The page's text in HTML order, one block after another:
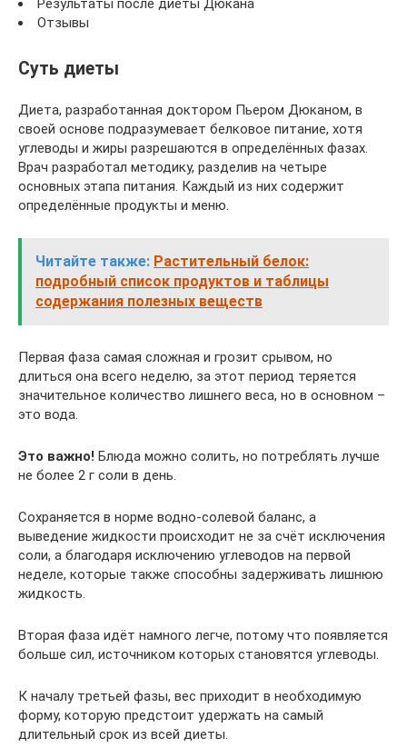
Отзывы
Суть диеты
Диета, разработанная доктором Пьером Дюканом, в
своей основе подразумевает белковое питание, хотя
углеводы и жиры разрешаются в определённых фазах.
Врач разработал методику, разделив на четыре
основных этапа питания. Каждый из них содержит
определённые продукты и меню.
Читайте также: Растительный белок:
подробный список продуктов и таблицы
содержания полезных веществ
Первая фаза самая сложная и грозит срывом, но
длиться она всего неделю, за этот период теряется
значительное количество лишнего веса, но в основном –
это вода.
Это важно! Блюда можно солить, но потреблять лучше
не более 2 г соли в день.
Сохраняется в норме водно-солевой баланс, а
выведение жидкости происходит не за счёт исключения
соли, а благодаря исключению углеводов на первой
неделе, которые также способны задерживать лишнюю
жидкость.
Вторая фаза идёт намного легче, потому что появляется
больше сил, источником которых становятся углеводы.
К началу третьей фазы, вес приходит в необходимую
форму, которую предстоит удержать на самый
длительный срок из всей диеты.